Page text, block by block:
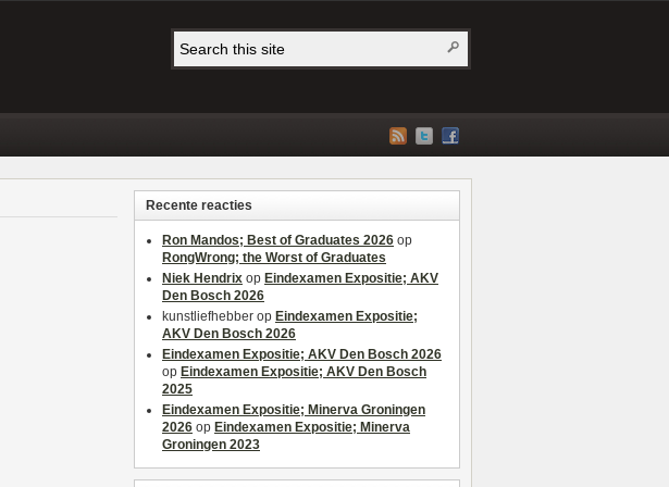
Recente reacties
Ron Mandos; Best of Graduates 2026 op
RongWrong; the Worst of Graduates
Niek Hendrix op Eindexamen Expositie; AKV
Den Bosch 2026
kunstliefhebber op Eindexamen Expositie;
AKV Den Bosch 2026
Eindexamen Expositie; AKV Den Bosch 2026
op Eindexamen Expositie; AKV Den Bosch
2025
Eindexamen Expositie; Minerva Groningen
2026 op Eindexamen Expositie; Minerva
Groningen 2023